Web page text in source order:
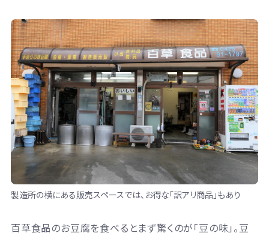
製造所の横にある販売スペースでは、お得な「訳アリ商品」もあり
百草食品のお豆腐を食べるとまず驚くのが「豆の味」。豆